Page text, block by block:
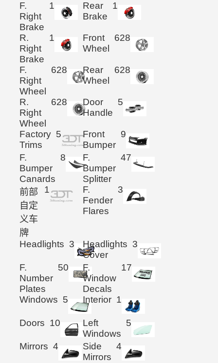
F.
Right
Brake
1
Rear
Brake
1
R.
Right
Brake
1
Front
Wheel
628
F.
Right
Wheel
628
Rear
Wheel
628
R.
Right
Wheel
628
Door
Handle
5
Factory
Trims
5
Front
Bumper
9
F.
Bumper
Canards
8
F.
Bumper
Splitter
47
前部
自定
义车
牌
1
F.
Fender
Flares
3
Headlights 3
Headlights
Cover
3
F.
Number
Plates
50
F.
Window
Decals
17
Windows 5 Interior 1
Doors 10
Left
Windows
5
Mirrors 4
Side
Mirrors
4